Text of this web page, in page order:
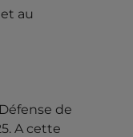
menace
au
de
A cette